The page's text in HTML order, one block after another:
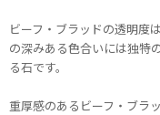
ビーフ・ブラッドの透明度
の深みある色合いには独特
る石です。
重厚感のあるビーフ・ブラ